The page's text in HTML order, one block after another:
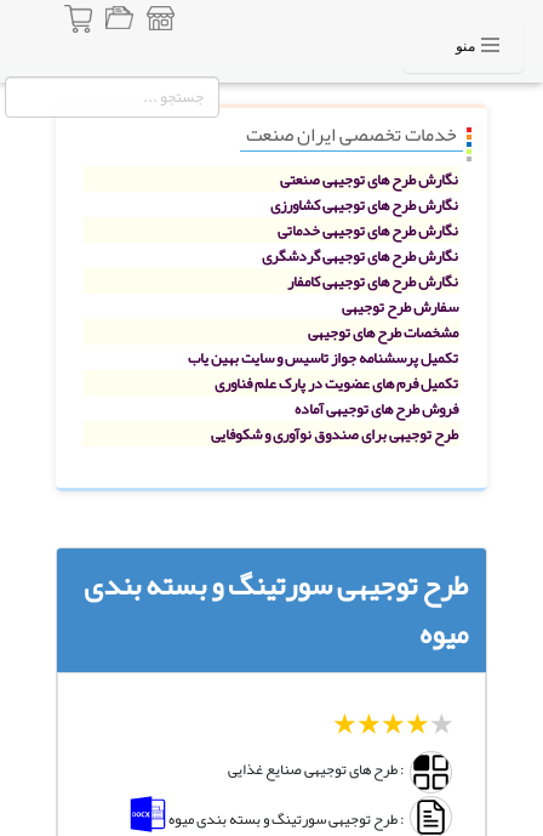
منو
خدمات تخصصی ایران صنعت
نگارش طرح های توجیهی صنعتی
نگارش طرح های توجیهی کشاورزی
نگارش طرح های توجیهی خدماتی
نگارش طرح های توجیهی گردشگری
نگارش طرح های توجیهی کامفار
سفارش طرح توجیهی
مشخصات طرح های توجیهی
تکمیل پرسشنامه جواز تاسیس و سایت بهین یاب
تکمیل فرم های عضویت در پارک علم فناوری
فروش طرح های توجیهی آماده
طرح توجیهی برای صندوق نوآوری و شکوفایی
طرح توجیهی سورتینگ و بسته بندی
میوه
5
4
3
2
: طرح های توجیهی صنایع غذایی
: طرح توجیهی سورتینگ و بسته بندی میوه